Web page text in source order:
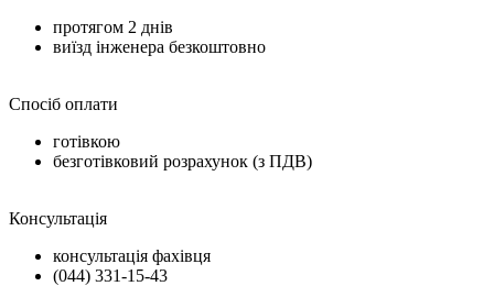
протягом 2 днів
виїзд інженера безкоштовно
Спосіб оплати
готівкою
безготівковий розрахунок (з ПДВ)
Консультація
консультація фахівця
(044) 331-15-43